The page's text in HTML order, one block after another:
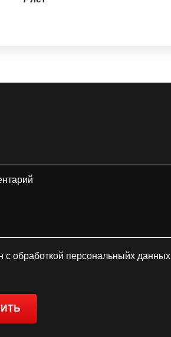
с обработкой персональныйх данных